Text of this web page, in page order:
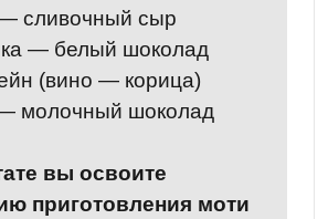
сливочный сыр
— белый шоколад
(вино — корица)
молочный шоколад
вы освоите
приготовления моти